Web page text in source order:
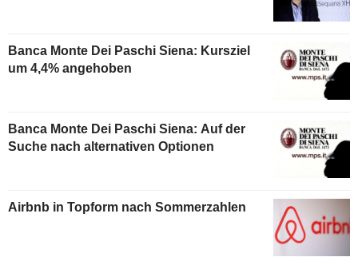
Banca Monte Dei Paschi Siena: Kursziel
um 4,4% angehoben
Banca Monte Dei Paschi Siena: Auf der
Suche nach alternativen Optionen
Airbnb in Topform nach Sommerzahlen